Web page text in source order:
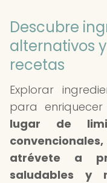
Descubre
alternativos
recetas
Explorar
para
lugar de
atrévete a
saludables y